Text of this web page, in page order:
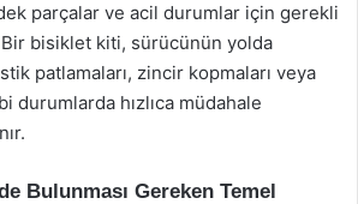
parçalar ve acil durumlar için gerekli
bisiklet kiti, sürücünün yolda
patlamaları, zincir kopmaları veya
durumlarda hızlıca müdahale
Bulunması Gereken Temel